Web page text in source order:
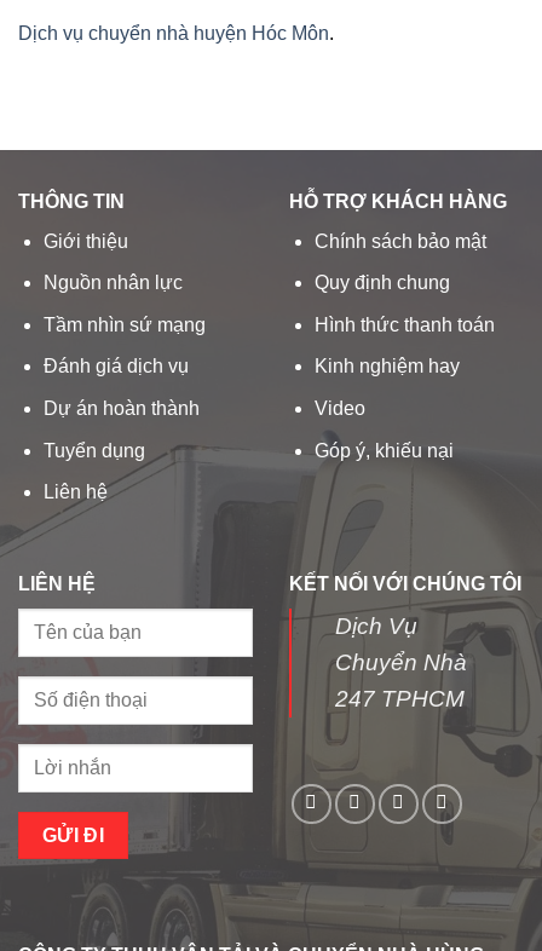
Dịch vụ chuyển nhà huyện Hóc Môn.
THÔNG TIN
Giới thiệu
Nguồn nhân lực
Tầm nhìn sứ mạng
Đánh giá dịch vụ
Dự án hoàn thành
Tuyển dụng
Liên hệ
HỖ TRỢ KHÁCH HÀNG
Chính sách bảo mật
Quy định chung
Hình thức thanh toán
Kinh nghiệm hay
Video
Góp ý, khiếu nại
LIÊN HỆ KẾT NỐI VỚI CHÚNG TÔI
Dịch Vụ
Chuyển Nhà
247 TPHCM